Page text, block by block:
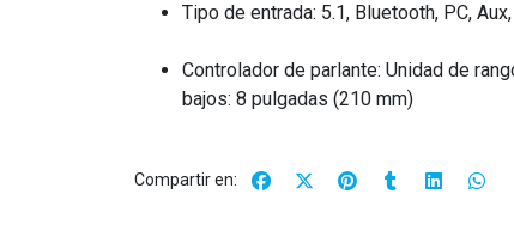
Tipo de entrada: 5.1, Bluetooth, PC, Aux,
Controlador de parlante: Unidad de
bajos: 8 pulgadas (210 mm)
Compartir en: